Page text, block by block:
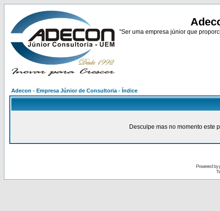
"Ser uma empresa júnior que
Adecon - Empresa Júnior de Consultoria - Índice
Desculpe mas no momento este
Powered by